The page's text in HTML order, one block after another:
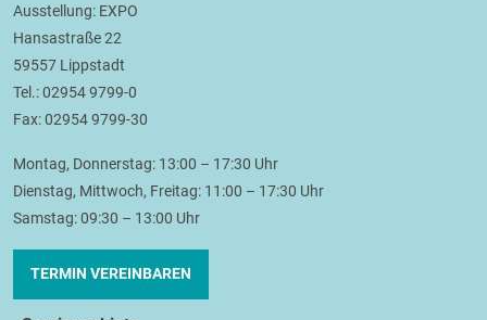
Ausstellung: EXPO
Hansastraße 22
59557 Lippstadt
Tel.: 02954 9799-0
Fax: 02954 9799-30
Montag, Donnerstag: 13:00 – 17:30 Uhr
Dienstag, Mittwoch, Freitag: 11:00 – 17:30 Uhr
Samstag: 09:30 – 13:00 Uhr
TERMIN VEREINBAREN